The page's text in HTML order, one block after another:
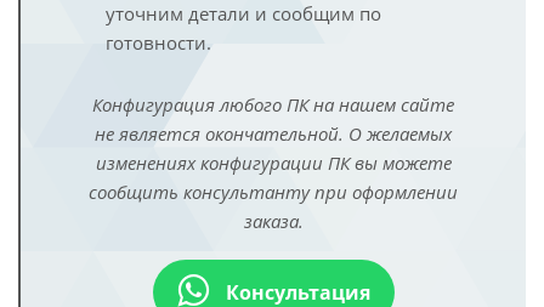
уточним детали и сообщим по
готовности.
Конфигурация любого ПК на нашем сайте
не является окончательной. О желаемых
изменениях конфигурации ПК вы можете
сообщить консультанту при оформлении
заказа.
Консультация